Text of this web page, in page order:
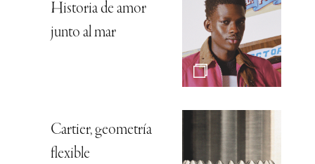
Historia de amor
junto al mar
Cartier, geometría
flexible